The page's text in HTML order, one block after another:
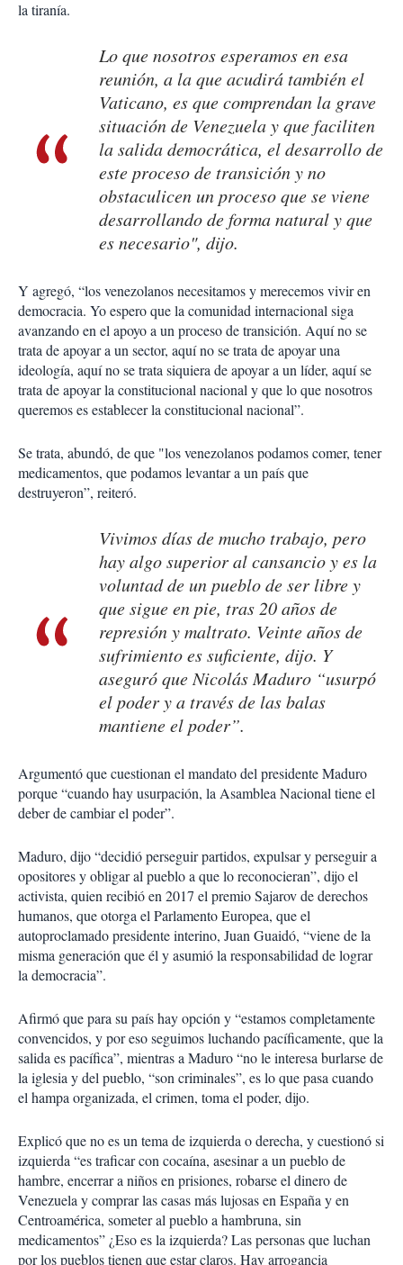
la tiranía.
Lo que nosotros esperamos en esa
reunión, a la que acudirá también el
Vaticano, es que comprendan la grave
situación de Venezuela y que faciliten
la salida democrática, el desarrollo de
este proceso de transición y no
obstaculicen un proceso que se viene
desarrollando de forma natural y que
es necesario", dijo.
Y agregó, “los venezolanos necesitamos y merecemos vivir en
democracia. Yo espero que la comunidad internacional siga
avanzando en el apoyo a un proceso de transición. Aquí no se
trata de apoyar a un sector, aquí no se trata de apoyar una
ideología, aquí no se trata siquiera de apoyar a un líder, aquí se
trata de apoyar la constitucional nacional y que lo que nosotros
queremos es establecer la constitucional nacional”.
Se trata, abundó, de que "los venezolanos podamos comer, tener
medicamentos, que podamos levantar a un país que
destruyeron”, reiteró.
Vivimos días de mucho trabajo, pero
hay algo superior al cansancio y es la
voluntad de un pueblo de ser libre y
que sigue en pie, tras 20 años de
represión y maltrato. Veinte años de
sufrimiento es suficiente, dijo. Y
aseguró que Nicolás Maduro “usurpó
el poder y a través de las balas
mantiene el poder”.
Argumentó que cuestionan el mandato del presidente Maduro
porque “cuando hay usurpación, la Asamblea Nacional tiene el
deber de cambiar el poder”.
Maduro, dijo “decidió perseguir partidos, expulsar y perseguir a
opositores y obligar al pueblo a que lo reconocieran”, dijo el
activista, quien recibió en 2017 el premio Sajarov de derechos
humanos, que otorga el Parlamento Europea, que el
autoproclamado presidente interino, Juan Guaidó, “viene de la
misma generación que él y asumió la responsabilidad de lograr
la democracia”.
Afirmó que para su país hay opción y “estamos completamente
convencidos, y por eso seguimos luchando pacíficamente, que la
salida es pacífica”, mientras a Maduro “no le interesa burlarse de
la iglesia y del pueblo, “son criminales”, es lo que pasa cuando
el hampa organizada, el crimen, toma el poder, dijo.
Explicó que no es un tema de izquierda o derecha, y cuestionó si
izquierda “es traficar con cocaína, asesinar a un pueblo de
hambre, encerrar a niños en prisiones, robarse el dinero de
Venezuela y comprar las casas más lujosas en España y en
Centroamérica, someter al pueblo a hambruna, sin
medicamentos” ¿Eso es la izquierda? Las personas que luchan
por los pueblos tienen que estar claros. Hay arrogancia